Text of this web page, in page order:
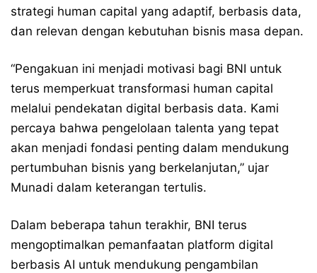
strategi human capital yang adaptif, berbasis data,
dan relevan dengan kebutuhan bisnis masa depan.
“Pengakuan ini menjadi motivasi bagi BNI untuk
terus memperkuat transformasi human capital
melalui pendekatan digital berbasis data. Kami
percaya bahwa pengelolaan talenta yang tepat
akan menjadi fondasi penting dalam mendukung
pertumbuhan bisnis yang berkelanjutan,” ujar
Munadi dalam keterangan tertulis.
Dalam beberapa tahun terakhir, BNI terus
mengoptimalkan pemanfaatan platform digital
berbasis AI untuk mendukung pengambilan